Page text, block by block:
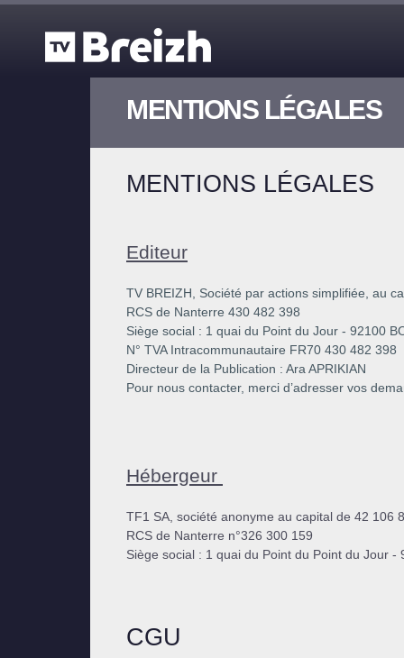
MENTIONS LÉGALES
MENTIONS LÉGALES
Editeur
TV BREIZH, Société par actions simplifiée, au
RCS de Nanterre 430 482 398
Siège social : 1 quai du Point du Jour - 92100
N° TVA Intracommunautaire FR70 430 482 398
Directeur de la Publication : Ara APRIKIAN
Pour nous contacter, merci d’adresser vos
Hébergeur
TF1 SA, société anonyme au capital de 42 106
RCS de Nanterre n°326 300 159
Siège social : 1 quai du Point du Point du Jour -
CGU